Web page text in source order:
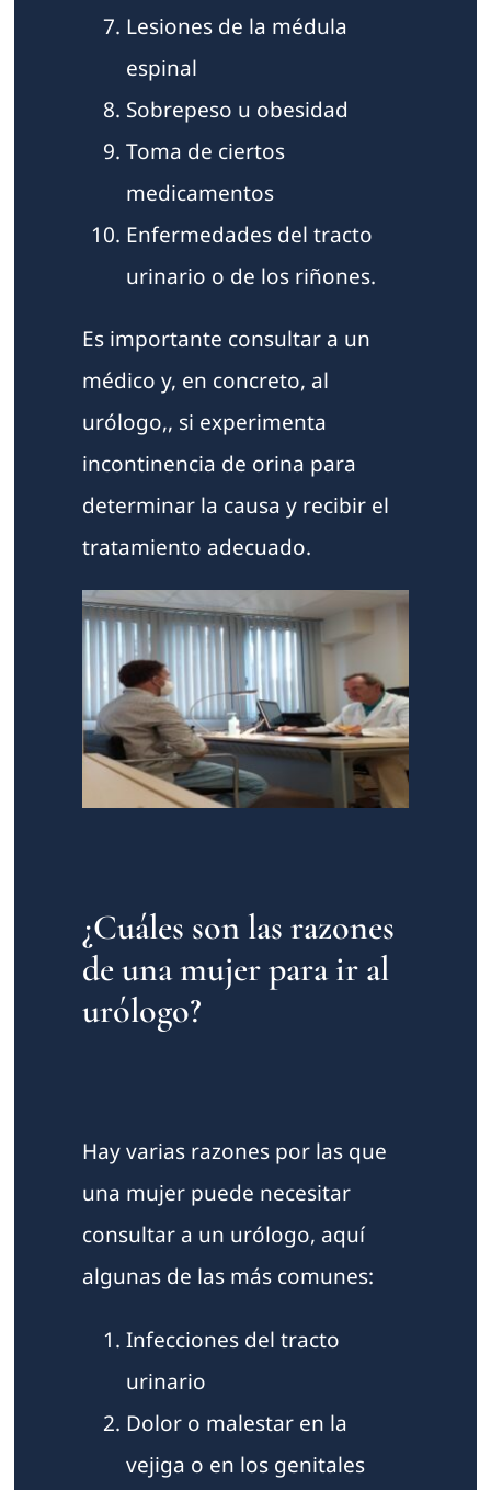
Lesiones de la médula
espinal
Sobrepeso u obesidad
Toma de ciertos
medicamentos
Enfermedades del tracto
urinario o de los riñones.
Es importante consultar a un
médico y, en concreto, al
urólogo,, si experimenta
incontinencia de orina para
determinar la causa y recibir el
tratamiento adecuado.
¿Cuáles son las razones
de una mujer para ir al
urólogo?
Hay varias razones por las que
una mujer puede necesitar
consultar a un urólogo, aquí
algunas de las más comunes:
Infecciones del tracto
urinario
Dolor o malestar en la
vejiga o en los genitales